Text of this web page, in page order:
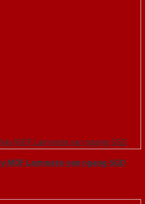
MDF Laminate van ngang-SGD